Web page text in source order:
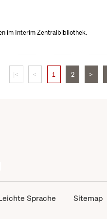
im Interim Zentralbibliothek.
|< < 1 2 >
Sprache Sitemap